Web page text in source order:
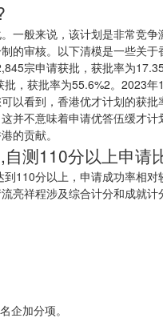
一般来说，该计划是非常竞
的审核。以下清模是一些关于
宗申请获批，获批率为
，获批率为55.6%2。2023
以看到，香港优才计划的获
并不意味着申请优答伍缓才
的贡献。
测110分以上申请
110分以上，申请成功率相
亮祥程涉及综合计分和成就
企加分项。